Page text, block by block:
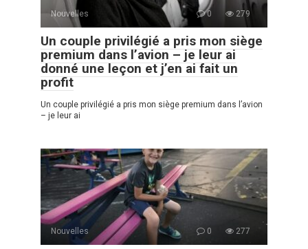
Nouvelles 0 279
Un couple privilégié a pris mon siège
premium dans l’avion – je leur ai
donné une leçon et j’en ai fait un
profit
Un couple privilégié a pris mon siège premium dans l’avion
– je leur ai
Nouvelles 0 277